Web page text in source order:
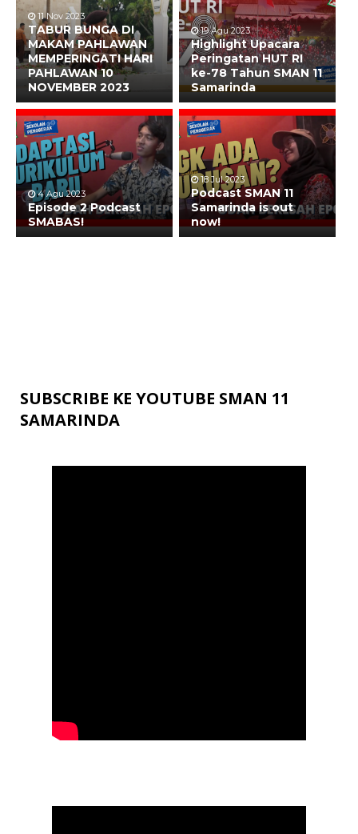
11 Nov 2023
TABUR BUNGA DI
MAKAM PAHLAWAN
MEMPERINGATI HARI
PAHLAWAN 10
NOVEMBER 2023
19 Agu 2023
Highlight Upacara
Peringatan HUT RI
ke-78 Tahun SMAN 11
Samarinda
4 Agu 2023
Episode 2 Podcast
SMABAS!
18 Jul 2023
Podcast SMAN 11
Samarinda is out
now!
SUBSCRIBE KE YOUTUBE SMAN 11
SAMARINDA